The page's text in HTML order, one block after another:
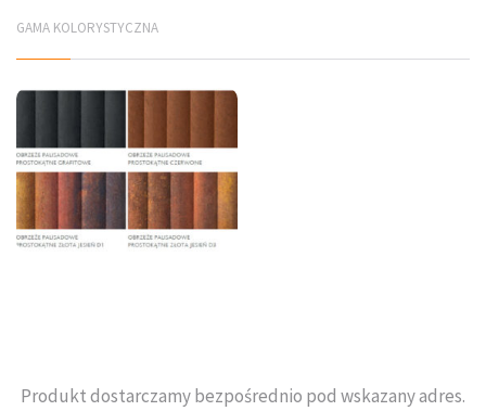
GAMA KOLORYSTYCZNA
Produkt dostarczamy bezpośrednio pod wskazany adres.